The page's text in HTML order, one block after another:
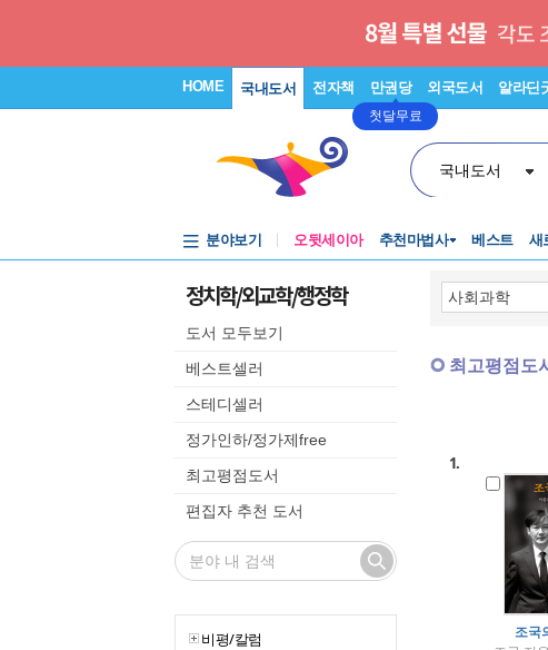
HOME 국내도서 전자책 만권당
첫달무료
외국도서 알라딘
국내도서
분야보기 오뒷세이아 추천마법사 베스트 새
정치학/외교학/행정학
도서 모두보기
베스트셀러
스테디셀러
정가인하/정가제free
최고평점도서
편집자 추천 도서
비평/칼럼
최고평점도
1.
조국